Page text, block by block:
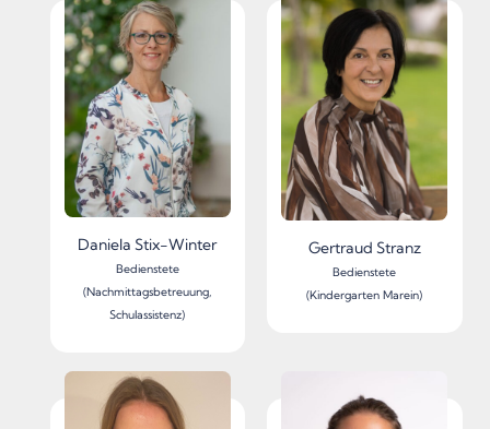
Daniela Stix-Winter
Bedienstete
(Nachmittagsbetreuung,
Schulassistenz)
Gertraud Stranz
Bedienstete
(Kindergarten Marein)